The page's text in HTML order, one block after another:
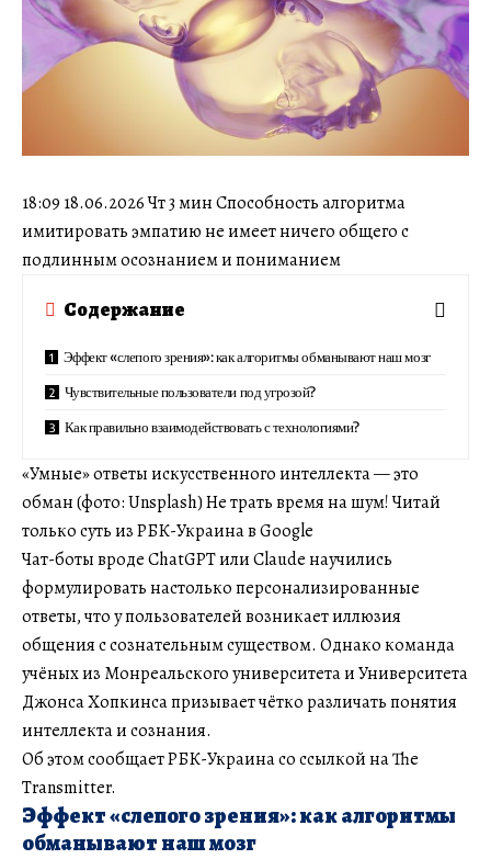
18:09 18.06.2026 Чт 3 мин Способность алгоритма
имитировать эмпатию не имеет ничего общего с
подлинным осознанием и пониманием
Содержание
Эффект «слепого зрения»: как алгоритмы обманывают наш мозг
Чувствительные пользователи под угрозой?
Как правильно взаимодействовать с технологиями?
«Умные» ответы искусственного интеллекта — это
обман (фото: Unsplash) Не трать время на шум! Читай
только суть из РБК-Украина в Google
Чат-боты вроде ChatGPT или Claude научились
формулировать настолько персонализированные
ответы, что у пользователей возникает иллюзия
общения с сознательным существом. Однако команда
учёных из Монреальского университета и Университета
Джонса Хопкинса призывает чётко различать понятия
интеллекта и сознания.
Об этом сообщает РБК-Украина со ссылкой на The
Transmitter.
Эффект «слепого зрения»: как алгоритмы
обманывают наш мозг